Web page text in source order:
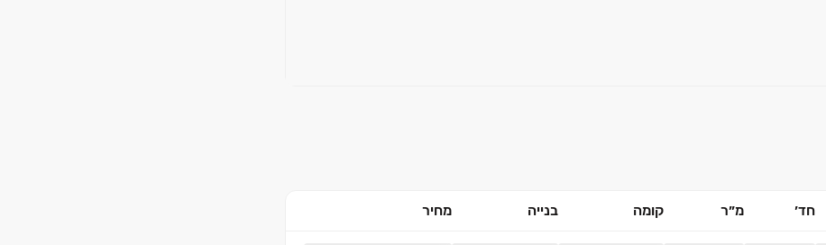
חד׳ מ״ר קומה בנייה מחיר